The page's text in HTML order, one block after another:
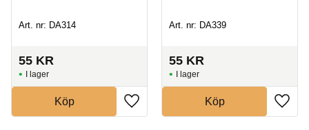
Art. nr: DA314
55 KR
I lager
Köp
Art. nr: DA339
55 KR
I lager
Köp